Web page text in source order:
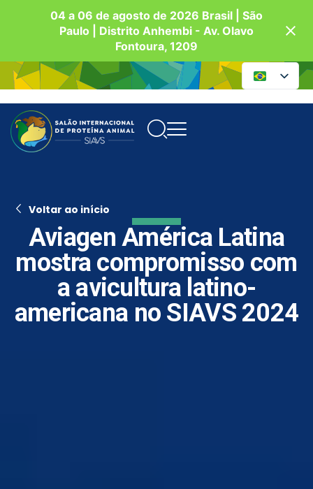
04 a 06 de agosto de 2026 Brasil | São
Paulo | Distrito Anhembi - Av. Olavo
Fontoura, 1209
Voltar ao início
Aviagen América Latina
mostra compromisso com
a avicultura latino-
americana no SIAVS 2024